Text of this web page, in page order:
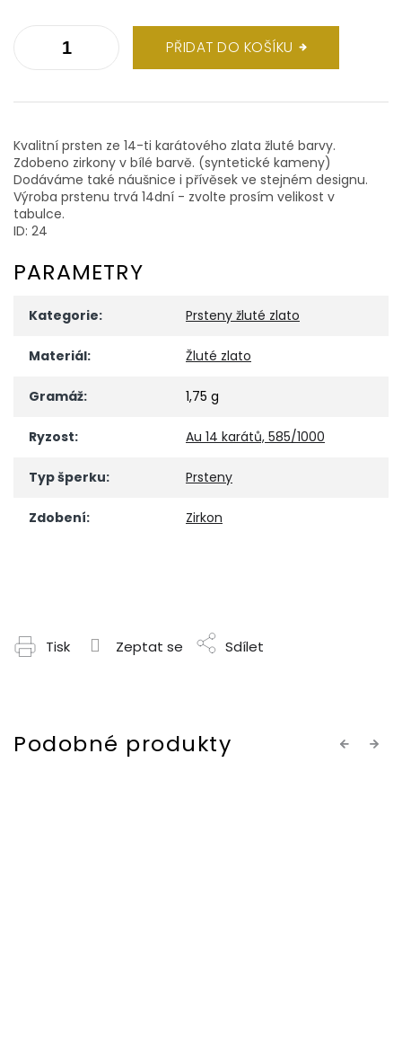
PŘIDAT DO KOŠÍKU
Kvalitní prsten ze 14-ti karátového zlata žluté barvy.
Zdobeno zirkony v bílé barvě. (syntetické kameny)
Dodáváme také náušnice i přívěsek ve stejném designu.
Výroba prstenu trvá 14dní - zvolte prosím velikost v
tabulce.
ID: 24
PARAMETRY
Kategorie: Prsteny žluté zlato
Materiál: Žluté zlato
Gramáž: 1,75 g
Ryzost: Au 14 karátů, 585/1000
Typ šperku: Prsteny
Zdobení: Zirkon
Tisk Zeptat se Sdílet
Previous
Next